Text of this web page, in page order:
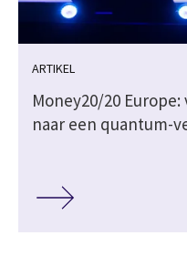
ARTIKEL
Money20/20
naar een quantum-